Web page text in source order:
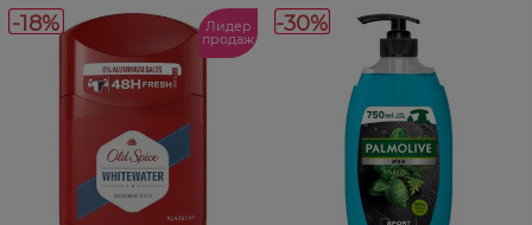
-18% Лидер
продаж
-30%